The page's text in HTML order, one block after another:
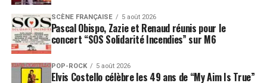
Manu: Ouverture.
En parlant d’ouverture justement, sur votre site
Internet vous faites la promotion d’autre groupes,
votre dada en ce moment c’est qui ?
Manu: Les Ogres de Barback qui est un groupe familial
SCÈNE FRANÇAISE 5 août 2026
Pascal Obispo, Zazie et Renaud réunis pour le
concert “SOS Solidarité Incendies” sur M6
POP-ROCK 5 août 2026
Elvis Costello célèbre les 49 ans de “My Aim Is True”